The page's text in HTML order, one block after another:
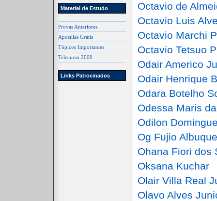
Material de Estudo
Provas Anteriores
Apostilas Grátis
Tópicos Importantes
Telecurso 2000
Links Patrocinados
Octavio de
Octavio Luis
Octavio Marchi
Octavio Tetsuo
Odair Americo
Odair Henrique
Odara Botelho
Odessa Maris
Odilon
Og Fujio
Ohana Fiori dos
Oksana Kuchar
Olair Villa Real
Olavo Alves